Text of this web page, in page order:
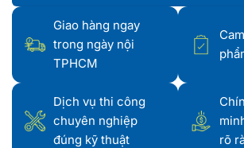
Giao hàng ngay
trong ngày nội
TPHCM
Dịch vụ thi công
chuyên nghiệp
đúng kỹ thuật
rõ